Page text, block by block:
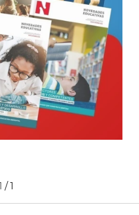
/1